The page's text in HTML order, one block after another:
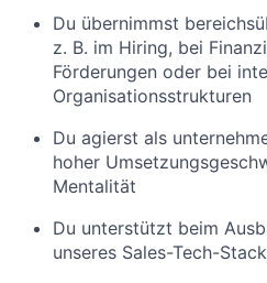
Du übernimmst
z. B. im Hiring, bei
Förderungen oder bei
Organisationsstrukturen
Du agierst als
hoher
Mentalität
Du unterstützt beim
unseres Sales-Tech-